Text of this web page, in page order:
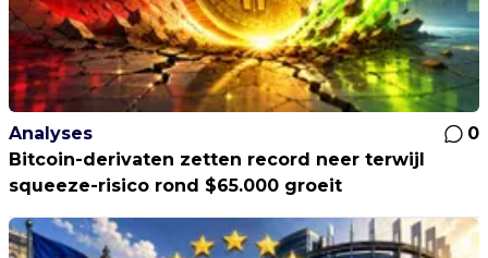
Analyses
0
Bitcoin-derivaten zetten record neer terwijl
squeeze-risico rond $65.000 groeit